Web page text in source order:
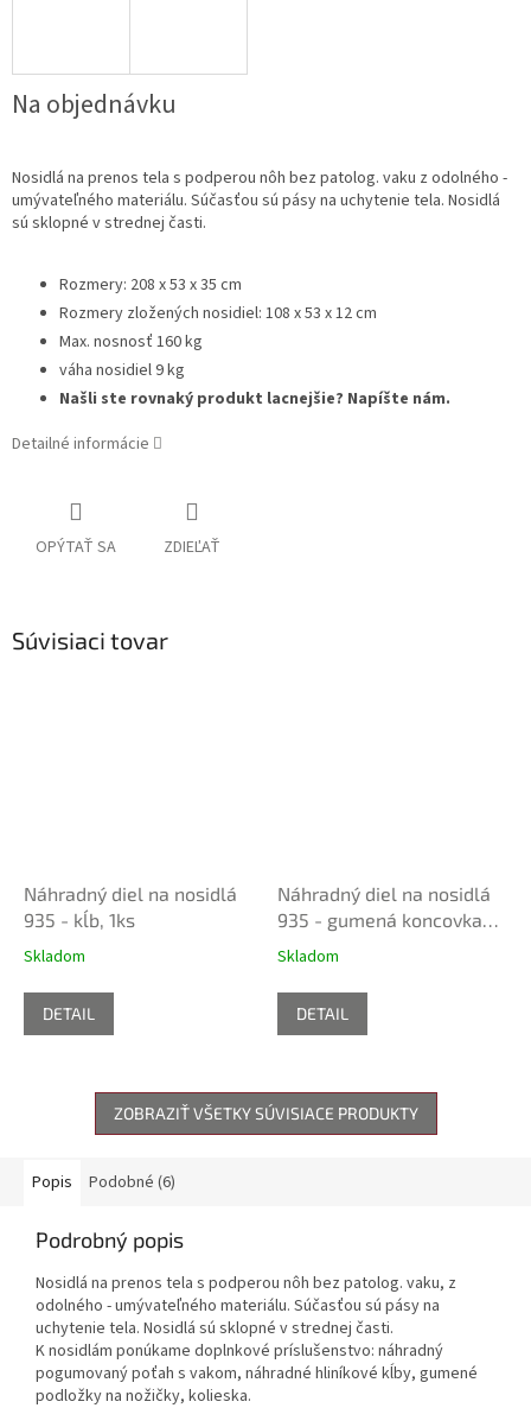
Na objednávku
Nosidlá na prenos tela s podperou nôh bez patolog. vaku z odolného -
umývateľného materiálu. Súčasťou sú pásy na uchytenie tela. Nosidlá
sú sklopné v strednej časti.
Rozmery: 208 x 53 x 35 cm
Rozmery zložených nosidiel: 108 x 53 x 12 cm
Max. nosnosť 160 kg
váha nosidiel 9 kg
Našli ste rovnaký produkt lacnejšie? Napíšte nám.
Detailné informácie
OPÝTAŤ SA ZDIEĽAŤ
Súvisiaci tovar
Náhradný diel na nosidlá
935 - kĺb, 1ks
Skladom
DETAIL
Náhradný diel na nosidlá
935 - gumená koncovka
nožičky, 1ks
Skladom
DETAIL
ZOBRAZIŤ VŠETKY SÚVISIACE PRODUKTY
Popis Podobné (6)
Podrobný popis
Nosidlá na prenos tela s podperou nôh bez patolog. vaku, z
odolného - umývateľného materiálu. Súčasťou sú pásy na
uchytenie tela. Nosidlá sú sklopné v strednej časti.
K nosidlám ponúkame doplnkové príslušenstvo: náhradný
pogumovaný poťah s vakom, náhradné hliníkové kĺby, gumené
podložky na nožičky, kolieska.